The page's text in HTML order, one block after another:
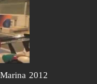
2012